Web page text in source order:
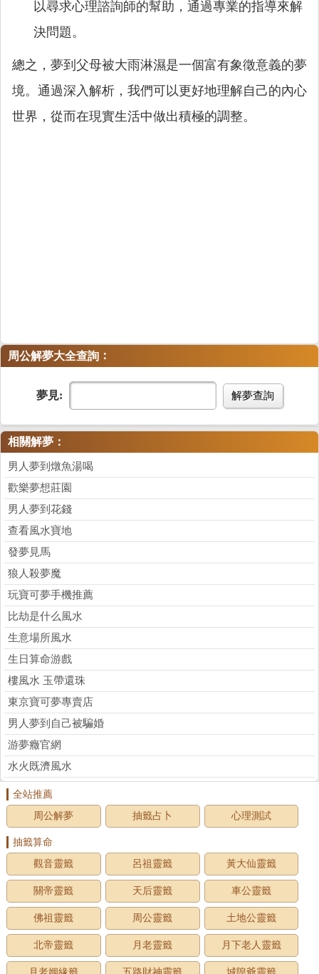
以尋求心理諮詢師的幫助，通過專業的指導來解
決問題。
總之，夢到父母被大雨淋濕是一個富有象徵意義的夢
境。通過深入解析，我們可以更好地理解自己的內心
世界，從而在現實生活中做出積極的調整。
周公解夢大全查詢 ：
夢見: 解夢查詢
相關解夢：
男人夢到燉魚湯喝
歡樂夢想莊園
男人夢到花錢
查看風水寶地
發夢見馬
狼人殺夢魔
玩寶可夢手機推薦
比劫是什么風水
生意場所風水
生日算命游戲
樓風水 玉帶還珠
東京寶可夢專賣店
男人夢到自己被騙婚
游夢癥官網
水火既濟風水
全站推薦
周公解夢
抽籤占卜 心理測試
抽籤算命
觀音靈籤
呂祖靈籤 黃大仙靈籤
關帝靈籤 天后靈籤 車公靈籤
佛祖靈籤 周公靈籤 土地公靈籤
北帝靈籤 月老靈籤 月下老人靈籤